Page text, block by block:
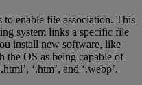
enable file association. This
system links a specific file
install new software, like
the OS as being capable of
‘.htm’, and ‘.webp’.